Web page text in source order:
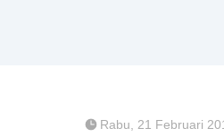
Rabu, 21 Februari